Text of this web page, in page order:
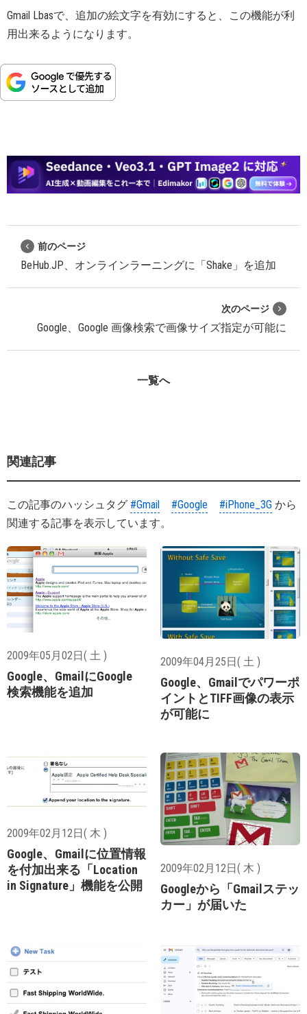
Gmail Lbasで、追加の絵文字を有効にすると、この機能が利
用出来るようになります。
前のページ
BeHub.JP、オンラインラーニングに「Shake」を追加
次のページ
Google、Google 画像検索で画像サイズ指定が可能に
一覧へ
関連記事
この記事のハッシュタグ #Gmail #Google #iPhone_3G から
関連する記事を表示しています。
2009年05月02日( 土 )
Google、GmailにGoogle
検索機能を追加
2009年04月25日( 土 )
Google、Gmailでパワーポ
イントとTIFF画像の表示
が可能に
2009年02月12日( 木 )
Google、Gmailに位置情報
を付加出来る「Location
in Signature」機能を公開
2009年02月12日( 木 )
Googleから「Gmailステッ
カー」が届いた